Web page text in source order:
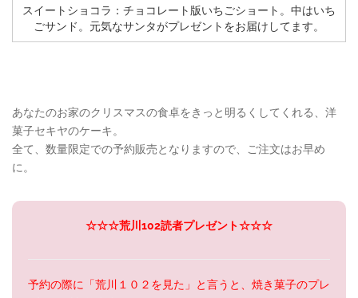
スイートショコラ：チョコレート版いちごショート。中はいち
ごサンド。元気なサンタがプレゼントをお届けしてます。
あなたのお家のクリスマスの食卓をきっと明るくしてくれる、洋
菓子セキヤのケーキ。
全て、数量限定での予約販売となりますので、ご注文はお早め
に。
☆☆☆荒川102読者プレゼント☆☆☆
予約の際に「荒川１０２を見た」と言うと、焼き菓子のプレ